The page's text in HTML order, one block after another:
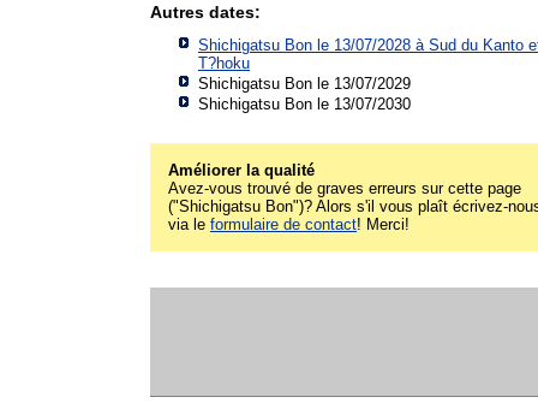
Autres dates:
Shichigatsu Bon le 13/07/2028 à Sud du Kanto
T?hoku
Shichigatsu Bon le 13/07/2029
Shichigatsu Bon le 13/07/2030
Améliorer la qualité
Avez-vous trouvé de graves erreurs sur cette page
("Shichigatsu Bon")? Alors s'il vous plaît écrivez-
via le formulaire de contact! Merci!